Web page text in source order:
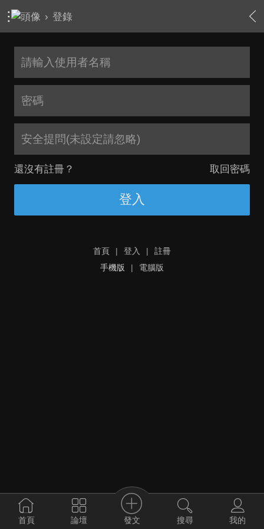
› 登錄
安全提問(未設定請忽略)
還沒有註冊？ 取回密碼
登入
首頁 | 登入 |
註冊
手機版
| 電腦版
首頁 論壇 發文 搜尋 我的